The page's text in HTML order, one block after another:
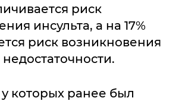
риск
инсульта, а на 17%
риск возникновения
которых ранее был